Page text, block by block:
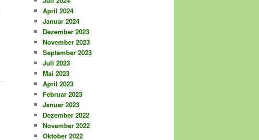
April 2024
Januar 2024
Dezember 2023
November 2023
September 2023
Juli 2023
Mai 2023
April 2023
Februar 2023
Januar 2023
Dezember 2022
November 2022
Oktober 2022